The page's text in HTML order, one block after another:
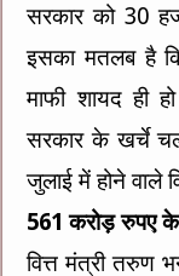
सरकार को 30
इसका मतलब है
माफी शायद ही
सरकार के खर्चे
जुलाई में होने वाले
561 करोड़ रुपए
वित्त मंत्री तरुण